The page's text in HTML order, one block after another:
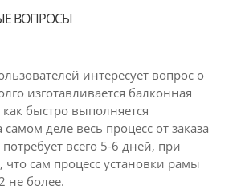
ВОПРОСЫ
интересует вопрос о
изготавливается балконная
быстро выполняется
самом деле весь процесс от заказа
всего 5-6 дней, при
что сам процесс установки рамы
не более.